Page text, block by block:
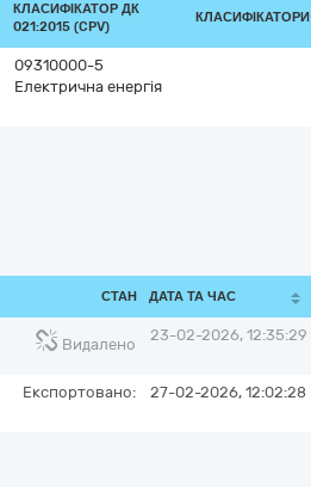
КЛАСИФІКАТОР ДК
021:2015 (CPV)
КЛАСИФІКАТОРИ
09310000-5
Електрична енергія
СТАН ДАТА ТА ЧАС
Видалено
23-02-2026, 12:35:29
Експортовано: 27-02-2026, 12:02:28